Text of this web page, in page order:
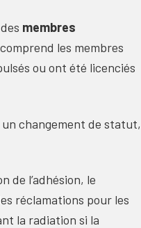
membres
les membres
ou ont été licenciés
changement de statut,
de l’adhésion, le
réclamations pour les
la radiation si la